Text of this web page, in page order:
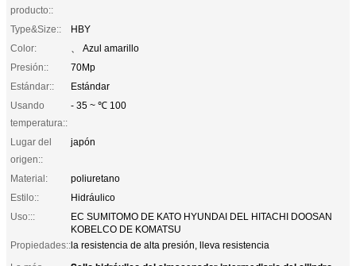
producto::
Type&Size::
HBY
Color:
、 Azul amarillo
Presión::
70Mp
Estándar::
Estándar
Usando
temperatura::
- 35 ~ ℃ 100
Lugar del
origen::
japón
Material:
poliuretano
Estilo::
Hidráulico
Uso:::
EC SUMITOMO DE KATO HYUNDAI DEL HITACHI DOOSAN
KOBELCO DE KOMATSU
Propiedades::la resistencia de alta presión, lleva resistencia